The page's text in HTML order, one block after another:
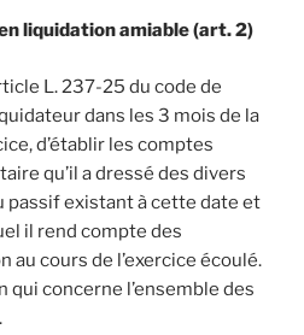
liquidation amiable (art. 2)
L. 237-25 du code de
dans les 3 mois de la
d’établir les comptes
qu’il a dressé des divers
passif existant à cette date et
il rend compte des
cours de l’exercice écoulé.
qui concerne l’ensemble des